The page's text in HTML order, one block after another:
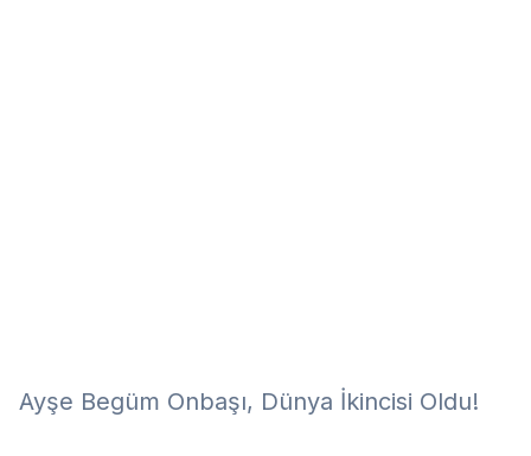
Ayşe Begüm Onbaşı, Dünya İkincisi Oldu!